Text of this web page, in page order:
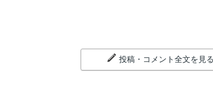
投稿・コメント全文を見る